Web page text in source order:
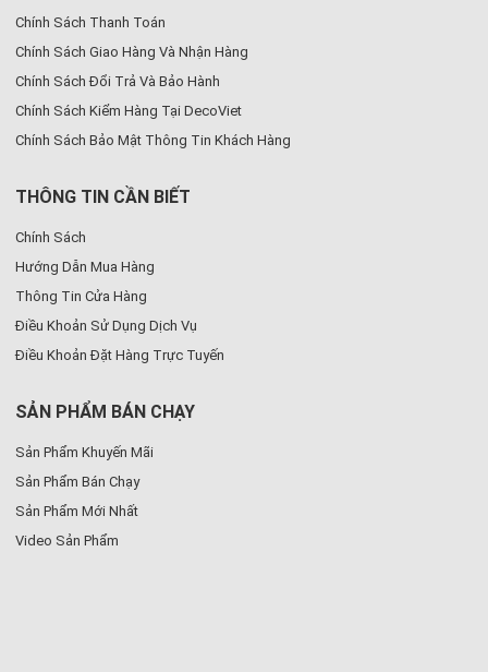
Chính Sách Thanh Toán
Chính Sách Giao Hàng Và Nhận Hàng
Chính Sách Đổi Trả Và Bảo Hành
Chính Sách Kiểm Hàng Tại DecoViet
Chính Sách Bảo Mật Thông Tin Khách Hàng
THÔNG TIN CẦN BIẾT
Chính Sách
Hướng Dẫn Mua Hàng
Thông Tin Cửa Hàng
Điều Khoản Sử Dụng Dịch Vụ
Điều Khoản Đặt Hàng Trực Tuyến
SẢN PHẨM BÁN CHẠY
Sản Phẩm Khuyến Mãi
Sản Phẩm Bán Chạy
Sản Phẩm Mới Nhất
Video Sản Phẩm